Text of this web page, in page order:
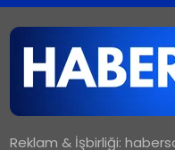
Reklam & İşbirliği: